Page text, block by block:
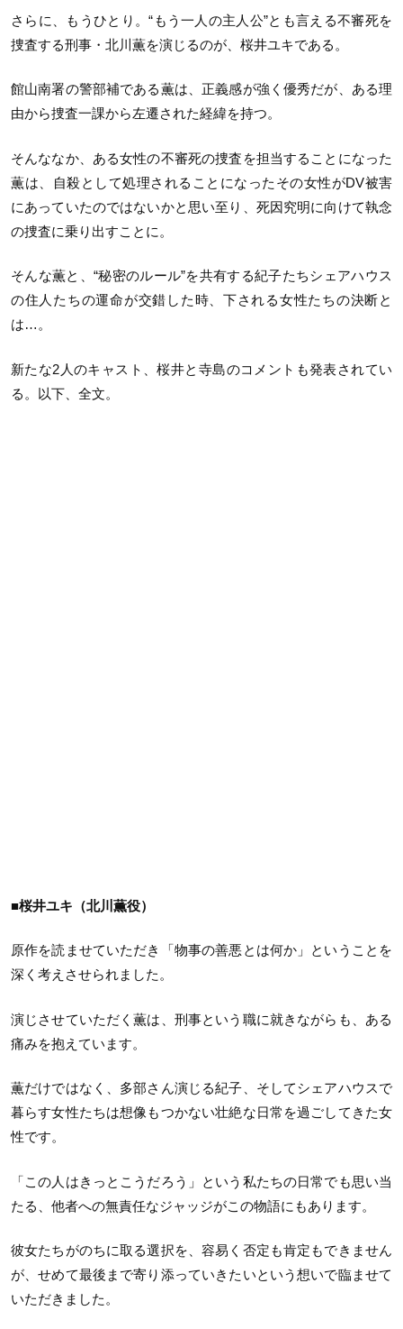
さらに、もうひとり。“もう一人の主人公”とも言える不審死を
捜査する刑事・北川薫を演じるのが、桜井ユキである。
館山南署の警部補である薫は、正義感が強く優秀だが、ある理
由から捜査一課から左遷された経緯を持つ。
そんななか、ある女性の不審死の捜査を担当することになった
薫は、自殺として処理されることになったその女性がDV被害
にあっていたのではないかと思い至り、死因究明に向けて執念
の捜査に乗り出すことに。
そんな薫と、“秘密のルール”を共有する紀子たちシェアハウス
の住人たちの運命が交錯した時、下される女性たちの決断と
は…。
新たな2人のキャスト、桜井と寺島のコメントも発表されてい
る。以下、全文。
■桜井ユキ（北川薫役）
原作を読ませていただき「物事の善悪とは何か」ということを
深く考えさせられました。
演じさせていただく薫は、刑事という職に就きながらも、ある
痛みを抱えています。
薫だけではなく、多部さん演じる紀子、そしてシェアハウスで
暮らす女性たちは想像もつかない壮絶な日常を過ごしてきた女
性です。
「この人はきっとこうだろう」という私たちの日常でも思い当
たる、他者への無責任なジャッジがこの物語にもあります。
彼女たちがのちに取る選択を、容易く否定も肯定もできません
が、せめて最後まで寄り添っていきたいという想いで臨ませて
いただきました。